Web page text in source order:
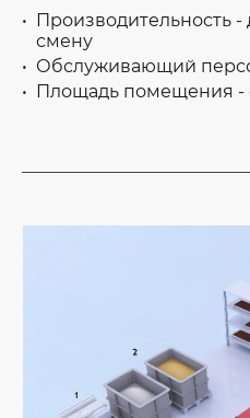
Производительность
смену
Обслуживающий
Площадь помещения -